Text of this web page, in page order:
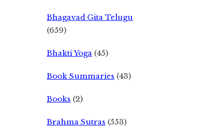
Bhagavad Gita Telugu
(659)
Bhakti Yoga (45)
Book Summaries (43)
Books (2)
Brahma Sutras (553)